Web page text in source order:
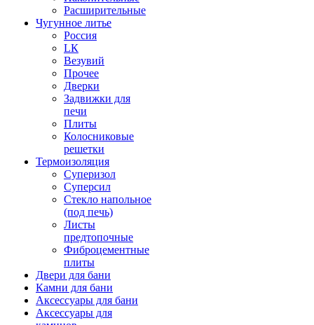
Расширительные
Чугунное литье
Россия
LК
Везувий
Прочее
Дверки
Задвижки для
печи
Плиты
Колосниковые
решетки
Термоизоляция
Суперизол
Суперсил
Стекло напольное
(под печь)
Листы
предтопочные
Фиброцементные
плиты
Двери для бани
Камни для бани
Аксессуары для бани
Аксессуары для